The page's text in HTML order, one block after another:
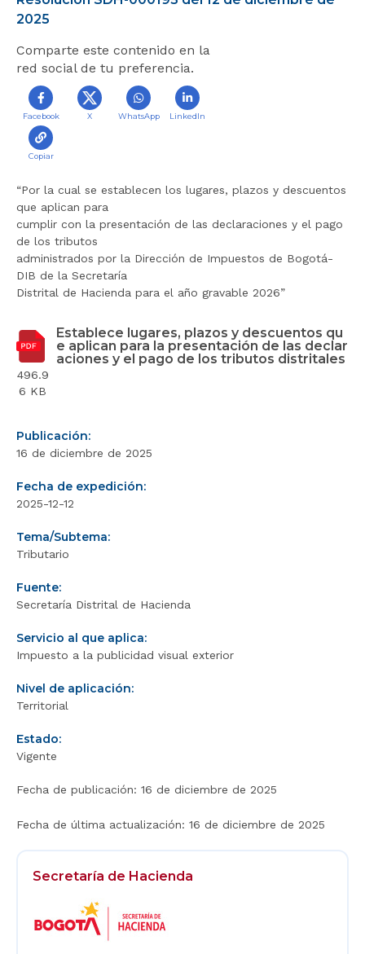
l
i
c
2025
Comparte este contenido en la
red social de tu preferencia.
Facebook X WhatsApp LinkedIn
Copiar
“Por la cual se establecen los lugares, plazos y descuentos
que aplican para
cumplir con la presentación de las declaraciones y el pago
de los tributos
administrados por la Dirección de Impuestos de Bogotá-
DIB de la Secretaría
Distrital de Hacienda para el año gravable 2026”
Establece lugares, plazos y descuentos qu
e aplican para la presentación de las declar
aciones y el pago de los tributos distritales
496.9
6 KB
Publicación:
16 de diciembre de 2025
Fecha de expedición:
2025-12-12
Tema/Subtema:
Tributario
Fuente:
Secretaría Distrital de Hacienda
Servicio al que aplica:
Impuesto a la publicidad visual exterior
Nivel de aplicación:
Territorial
Estado:
Vigente
Fecha de publicación: 16 de diciembre de 2025
Fecha de última actualización: 16 de diciembre de 2025
Secretaría de Hacienda